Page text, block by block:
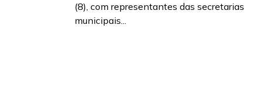
(8), com representantes das secretarias
municipais...